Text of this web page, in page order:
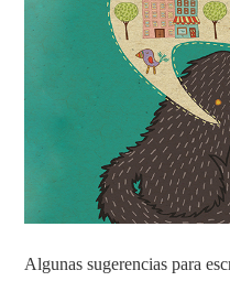
Algunas sugerencias para